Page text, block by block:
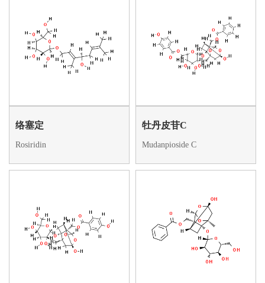
络塞定
Rosiridin
牡丹皮苷C
Mudanpioside C